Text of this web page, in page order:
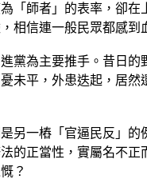
「師者」的表率，卻
相信連一般民眾都感到
黨為主要推手。昔日
未平，外患迭起，居
另一樁「官逼民反」
的正當性，實屬名不
？